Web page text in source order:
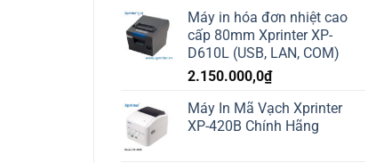
Máy in hóa đơn nhiệt cao
cấp 80mm Xprinter XP-
D610L (USB, LAN, COM)
2.150.000,0₫
Máy In Mã Vạch Xprinter
XP-420B Chính Hãng